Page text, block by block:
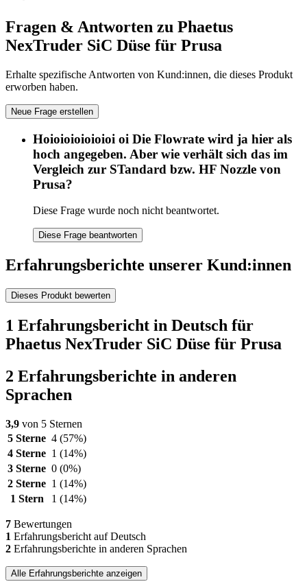
Fragen & Antworten zu Phaetus
NexTruder SiC Düse für Prusa
Erhalte spezifische Antworten von Kund:innen, die dieses Produkt
erworben haben.
Neue Frage erstellen
Hoioioioioioioi oi Die Flowrate wird ja hier als
hoch angegeben. Aber wie verhält sich das im
Vergleich zur STandard bzw. HF Nozzle von
Prusa?
Diese Frage wurde noch nicht beantwortet.
Diese Frage beantworten
Erfahrungsberichte unserer Kund:innen
Dieses Produkt bewerten
1 Erfahrungsbericht in Deutsch für
Phaetus NexTruder SiC Düse für Prusa
2 Erfahrungsberichte in anderen
Sprachen
3,9 von 5 Sternen
5 Sterne 4 (57%)
4 Sterne 1 (14%)
3 Sterne 0 (0%)
2 Sterne 1 (14%)
1 Stern
1 (14%)
7 Bewertungen
1 Erfahrungsbericht auf Deutsch
2 Erfahrungsberichte in anderen Sprachen
Alle Erfahrungsberichte anzeigen